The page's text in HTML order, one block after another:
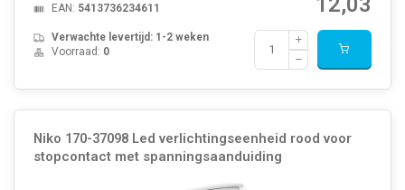
EAN: 5413736234611
Verwachte levertijd: 1-2 weken
Voorraad: 0
Niko 170-37098 Led verlichtingseenheid rood voor
stopcontact met spanningsaanduiding